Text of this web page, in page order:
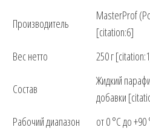
Производитель
MasterProf
[citation:6]
Вес нетто
250 г
Состав
Жидкий
добавки
Рабочий диапазон
от 0 °C до